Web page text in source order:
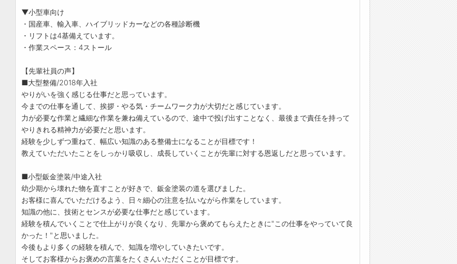
▼小型車向け
・国産車、輸入車、ハイブリッドカーなどの各種診断機
・リフトは4基備えています。
・作業スペース：4ストール
【先輩社員の声】
■大型整備/2018年入社
やりがいを強く感じる仕事だと思っています。
今までの仕事を通して、挨拶・やる気・チームワーク力が大切だと感じています。
力が必要な作業と繊細な作業を兼ね備えているので、途中で投げ出すことなく、最後まで責任を持って
やりきれる精神力が必要だと思います。
経験を少しずつ重ねて、幅広い知識のある整備士になることが目標です！
教えていただいたことをしっかり吸収し、成長していくことが先輩に対する恩返しだと思っています。
■小型鈑金塗装/中途入社
幼少期から壊れた物を直すことが好きで、鈑金塗装の道を選びました。
お客様に喜んでいただけるよう、日々細心の注意を払いながら作業をしています。
知識の他に、技術とセンスが必要な仕事だと感じています。
経験を積んでいくことで仕上がりが良くなり、先輩から褒めてもらえたときに"この仕事をやっていて良
かった！"と思いました。
今後もより多くの経験を積んで、知識を増やしていきたいです。
そしてお客様からお褒めの言葉をたくさんいただくことが目標です。